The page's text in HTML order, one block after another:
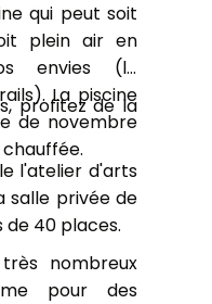
qui peut soit
plein air en
envies (le
La piscine
de novembre
profitez de la
l'atelier d'arts
salle privée de
40 places.
nombreux
pour des